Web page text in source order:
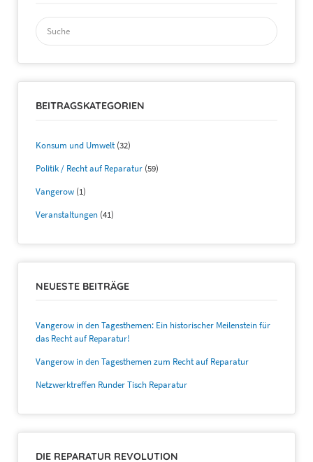
Suchen
nach:
BEITRAGSKATEGORIEN
Konsum und Umwelt(32)
Politik / Recht auf Reparatur (59)
Vangerow (1)
Veranstaltungen (41)
NEUESTE BEITRÄGE
Vangerow in den Tagesthemen: Ein historischer Meilenstein für
das Recht auf Reparatur!
Vangerow in den Tagesthemen zum Recht auf Reparatur
Netzwerktreffen Runder Tisch Reparatur
DIE REPARATUR REVOLUTION